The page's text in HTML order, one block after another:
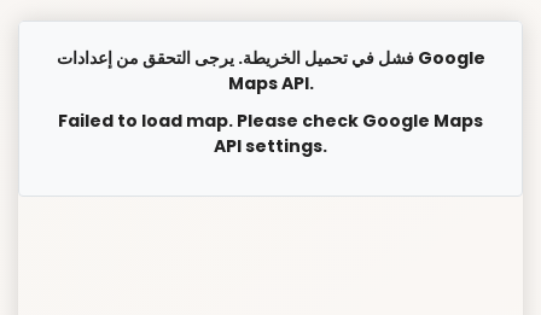
فشل في تحميل الخريطة. يرجى التحقق من إعدادات Google
Maps API.
Failed to load map. Please check Google Maps
API settings.